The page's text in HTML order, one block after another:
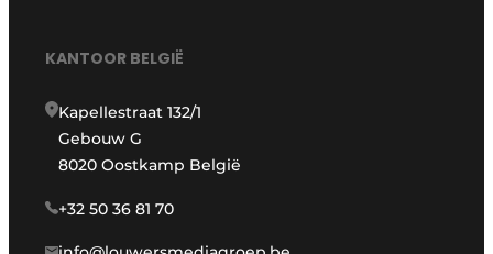
KANTOOR BELGIË
Kapellestraat 132/1
Gebouw G
8020 Oostkamp België
+32 50 36 81 70